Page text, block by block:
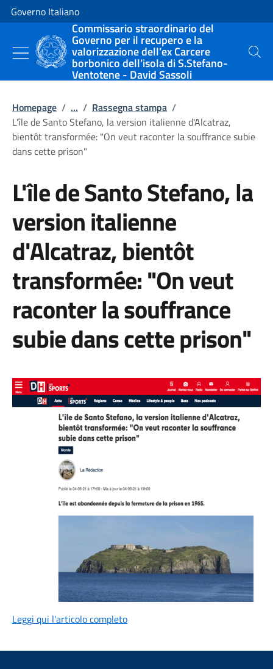
Vai al contenuto
Vai alla navigazione del sito
Governo Italiano
Commissario straordinario del
Governo per il recupero e la
valorizzazione dell’ex Carcere
borbonico dell’isola di S.Stefano-
Ventotene - David Sassoli
Cerca
Homepage / ... / Rassegna stampa /
L'île de Santo Stefano, la version italienne d'Alcatraz,
bientôt transformée: "On veut raconter la souffrance subie
dans cette prison"
L'île de Santo Stefano, la
version italienne
d'Alcatraz, bientôt
transformée: "On veut
raconter la souffrance
subie dans cette prison"
Leggi qui l'articolo completo